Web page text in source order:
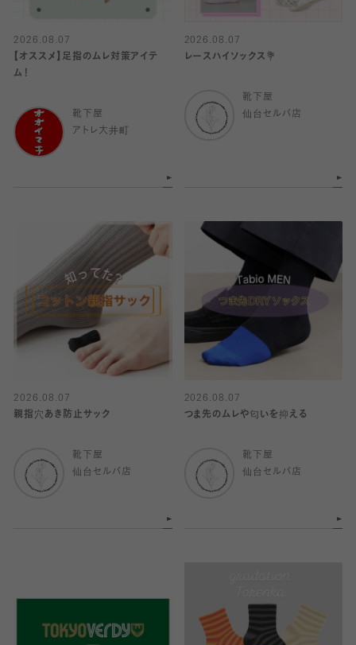
2026.08.07
【オススメ】足指のムレ対策アイテ
ム！
靴下屋
アトレ大井町
2026.08.07
レースハイソックス💐
靴下屋
仙台セルバ店
2026.08.07
親指穴あき防止サック
靴下屋
仙台セルバ店
2026.08.07
つま先のムレや匂いを抑える
靴下屋
仙台セルバ店